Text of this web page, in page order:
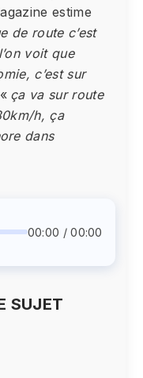
estime
de route c’est
voit que
c’est sur
ça va sur route
h, ça
dans
00:00 / 00:00
SUJET